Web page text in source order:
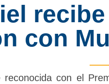
con
reconocida con el